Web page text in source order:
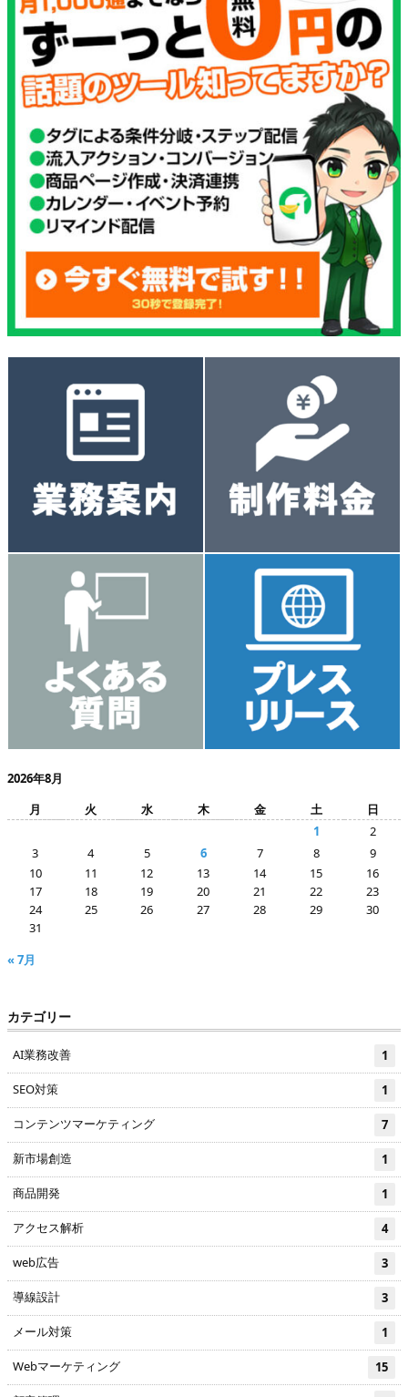
2026年8月
月
火 水 木 金 土
日
1
2
3
4 5 6 7 8
9
10
11 12 13 14 15
16
17
18 19 20 21 22
23
24
25 26 27 28 29
30
31
« 7月
カテゴリー
AI業務改善 1
SEO対策 1
コンテンツマーケティング 7
新市場創造 1
商品開発 1
アクセス解析 4
web広告 3
導線設計 3
メール対策 1
Webマーケティング 15